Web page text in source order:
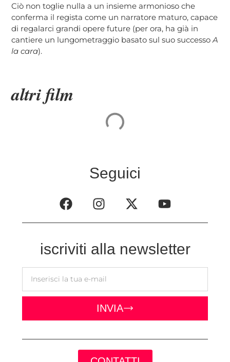
Ciò non toglie nulla a un insieme armonioso che
conferma il regista come un narratore maturo, capace
di regalarci grandi opere future (per ora, ha già in
cantiere un lungometraggio basato sul suo successoA
la cara).
altri film
Seguici
iscriviti alla newsletter
INVIA